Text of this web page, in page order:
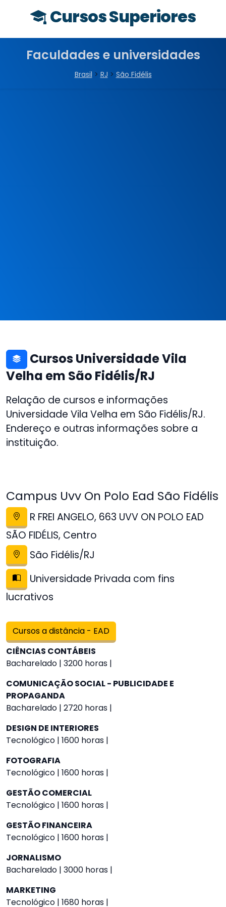
Cursos Superiores
Faculdades e universidades
Brasil > RJ > São Fidélis
Cursos Universidade Vila
Velha em São Fidélis/RJ
Relação de cursos e informações
Universidade Vila Velha em São Fidélis/RJ.
Endereço e outras informações sobre a
instituição.
Campus Uvv On Polo Ead São Fidélis
R FREI ANGELO, 663 UVV ON POLO EAD
SÃO FIDÉLIS, Centro
São Fidélis/RJ
Universidade Privada com fins
lucrativos
Cursos a distância - EAD
CIÊNCIAS CONTÁBEIS
Bacharelado | 3200 horas |
COMUNICAÇÃO SOCIAL - PUBLICIDADE E
PROPAGANDA
Bacharelado | 2720 horas |
DESIGN DE INTERIORES
Tecnológico | 1600 horas |
FOTOGRAFIA
Tecnológico | 1600 horas |
GESTÃO COMERCIAL
Tecnológico | 1600 horas |
GESTÃO FINANCEIRA
Tecnológico | 1600 horas |
JORNALISMO
Bacharelado | 3000 horas |
MARKETING
Tecnológico | 1680 horas |